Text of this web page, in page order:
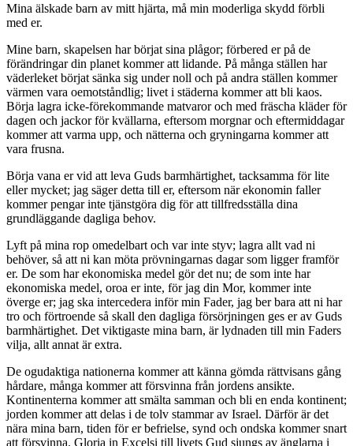
Mina älskade barn av mitt hjärta, må min moderliga skydd förbli
med er.
Mine barn, skapelsen har börjat sina plågor; förbered er på de
förändringar din planet kommer att lidande. På många ställen har
väderleket börjat sänka sig under noll och på andra ställen kommer
värmen vara oemotståndlig; livet i städerna kommer att bli kaos.
Börja lagra icke-förekommande matvaror och med fräscha kläder för
dagen och jackor för kvällarna, eftersom morgnar och eftermiddagar
kommer att varma upp, och nätterna och gryningarna kommer att
vara frusna.
Börja vana er vid att leva Guds barmhärtighet, tacksamma för lite
eller mycket; jag säger detta till er, eftersom när ekonomin faller
kommer pengar inte tjänstgöra dig för att tillfredsställa dina
grundläggande dagliga behov.
Lyft på mina rop omedelbart och var inte styv; lagra allt vad ni
behöver, så att ni kan möta prövningarnas dagar som ligger framför
er. De som har ekonomiska medel gör det nu; de som inte har
ekonomiska medel, oroa er inte, för jag din Mor, kommer inte
överge er; jag ska intercedera inför min Fader, jag ber bara att ni har
tro och förtroende så skall den dagliga försörjningen ges er av Guds
barmhärtighet. Det viktigaste mina barn, är lydnaden till min Faders
vilja, allt annat är extra.
De ogudaktiga nationerna kommer att känna gömda rättvisans gång
hårdare, många kommer att försvinna från jordens ansikte.
Kontinenterna kommer att smälta samman och bli en enda kontinent;
jorden kommer att delas i de tolv stammar av Israel. Därför är det
nära mina barn, tiden för er befrielse, synd och ondska kommer snart
att försvinna. Gloria in Excelsi till livets Gud sjungs av änglarna i